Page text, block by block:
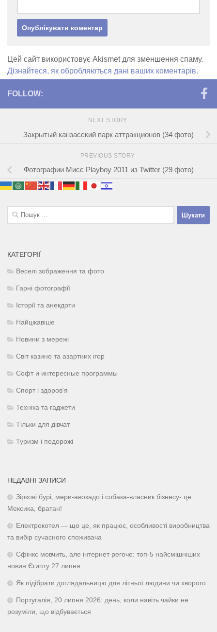
Цей сайт використовує Akismet для зменшення спаму.
Дізнайтеся, як обробляються дані ваших коментарів.
FOLLOW:
NEXT STORY
Закрытый канзасский парк аттракционов (34 фото)
PREVIOUS STORY
Фотографии Мисс Playboy 2011 из Twitter (29 фото)
Пошук:
КАТЕГОРІЇ
Веселі зображення та фото
Гарні фотографії
Історії та анекдоти
Найцікавіше
Новини з мережі
Світ казино та азартних ігор
Софт и интересные программы
Спорт і здоров'я
Техніка та гаджети
Тільки для дівчат
Туризм і подорожі
НЕДАВНІ ЗАПИСИ
Зіркові бурі, мери-авокадо і собака-власник бізнесу- це
Мексика, братан!
Електрокотел — що це, як працює, особливості виробництва
та вибір сучасного споживача
Сфінкс мовчить, але інтернет регоче: топ-5 найсмішніших
новин Єгипту 27 липня
Як підібрати доглядальницю для літньої людини чи хворого
Португалія, 20 липня 2026: день, коли навіть чайки не
розуміли, що відбувається